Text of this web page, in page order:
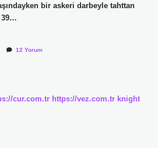
bir askeri darbeyle tahttan
39…
12 Yorum
cur.com.tr https://vez.com.tr knight